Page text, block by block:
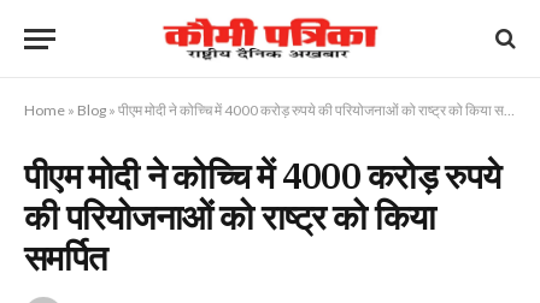
Home » Blog » पीएम मोदी ने कोच्चि में 4000 करोड़ रुपये की परियोजनाओं को राष्ट्र को किया समर्पित
पीएम मोदी ने कोच्चि में 4000 करोड़ रुपये
की परियोजनाओं को राष्ट्र को किया
समर्पित